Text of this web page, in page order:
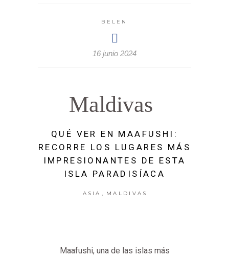
BELEN
16 junio 2024
Maldivas
QUÉ VER EN MAAFUSHI:
RECORRE LOS LUGARES MÁS
IMPRESIONANTES DE ESTA
ISLA PARADISÍACA
ASIA , MALDIVAS
Maafushi, una de las islas más